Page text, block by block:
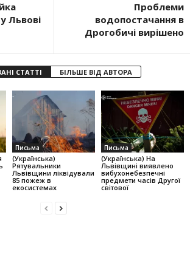
Львові
Проблеми
водопостачання в
Дрогобичі вирішено
СТАТТІ БІЛЬШЕ ВІД АВТОРА
Письма
(Українська)
Рятувальники
Львівщини ліквідували
85 пожеж в
екосистемах
Письма
(Українська) На
Львівщині виявлено
вибухонебезпечні
предмети часів Другої
світової